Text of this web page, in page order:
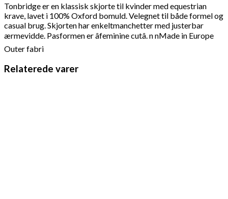
Tonbridge er en klassisk skjorte til kvinder med equestrian
krave, lavet i 100% Oxford bomuld. Velegnet til både formel og
casual brug. Skjorten har enkeltmanchetter med justerbar
ærmevidde. Pasformen er âfeminine cutâ. n nMade in Europe
Outer fabri
Relaterede varer